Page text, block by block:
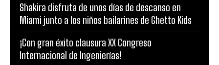
Shakira disfruta de unos días de descanso en
Miami junto a los niños bailarines de Ghetto Kids
¡Con gran éxito clausura XX Congreso
Internacional de Ingenierías!